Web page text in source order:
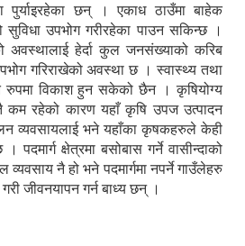
पुर्याइरहेका छन् । एकाध ठाउँमा बाहेक
उपभोग गरीरहेका पाउन सकिन्छ ।
अवस्थालाई हेर्दा कुल जनसंख्याको करिब
गरिराखेको अवस्था छ । स्वास्थ्य तथा
रुपमा विकाश हुन सकेको छैन । कृषियोग्य
कम रहेको कारण यहाँ कृषि उपज उत्पादन
व्यवसायलाई भने यहाँका कृषकहरुले केही
पदमार्ग क्षेत्रमा बसोबास गर्ने वासीन्दाको
व्यवसाय नै हो भने पदमार्गमा नपर्ने गाउँलेहरु
जीवनयापन गर्न बाध्य छन् ।